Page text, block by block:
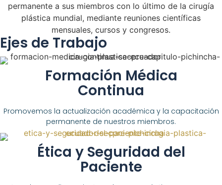
permanente a sus miembros con lo último de la cirugía
plástica mundial, mediante reuniones científicas
mensuales, cursos y congresos.
Ejes de Trabajo
Formación Médica
Continua
Promovemos la actualización académica y la capacitación
permanente de nuestros miembros.
Ética y Seguridad del
Paciente